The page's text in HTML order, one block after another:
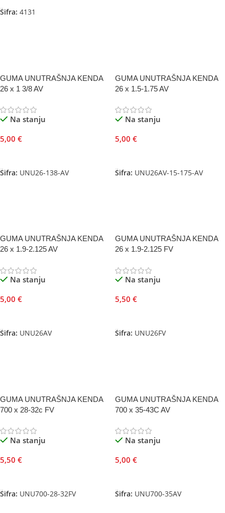
Šifra: 4131
GUMA UNUTRAŠNJA KENDA
26 x 1 3/8 AV
Na stanju
5,00 €
Šifra: UNU26-138-AV
GUMA UNUTRAŠNJA KENDA
26 x 1.5-1.75 AV
Na stanju
5,00 €
Šifra: UNU26AV-15-175-AV
GUMA UNUTRAŠNJA KENDA
26 x 1.9-2.125 AV
Na stanju
5,00 €
Šifra: UNU26AV
GUMA UNUTRAŠNJA KENDA
26 x 1.9-2.125 FV
Na stanju
5,50 €
Šifra: UNU26FV
GUMA UNUTRAŠNJA KENDA
700 x 28-32c FV
Na stanju
5,50 €
Šifra: UNU700-28-32FV
GUMA UNUTRAŠNJA KENDA
700 x 35-43C AV
Na stanju
5,00 €
Šifra: UNU700-35AV